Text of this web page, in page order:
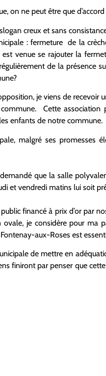
on ne peut être que
slogan creux et sans
: fermeture de la
venue se rajouter la
de la présence
je viens de recevoir
Cette association
enfants de notre commune.
malgré ses promesses
demandé que la salle
et vendredi matins lui soit
financé à prix d’or par
je considère pour ma
aux-Roses est
de mettre en
finiront par penser que